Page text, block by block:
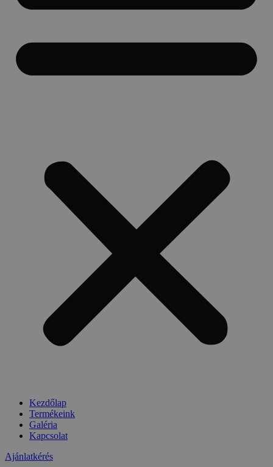
Kezdőlap
Termékeink
Galéria
Kapcsolat
Ajánlatkérés